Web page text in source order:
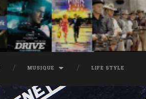
MUSIQUE LIFE STYLE